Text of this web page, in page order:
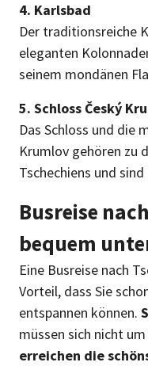
4. Karlsbad
Der traditionsreiche
eleganten
seinem mondänen
5. Schloss Český
Das Schloss und die
Krumlov gehören zu
Tschechiens und
Busreise
bequem
Eine Busreise nach
Vorteil, dass Sie
entspannen können.
müssen sich nicht
erreichen die